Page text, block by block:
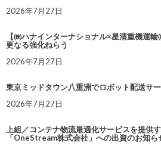
2026年7月27日
【㈱ハナインターナショナル×星清重機運
更なる強化ねらう
2026年7月27日
東京ミッドタウン八重洲でロボット配送サ
2026年7月27日
上組／コンテナ物流最適化サービスを提供
「OneStream株式会社」への出資のお知ら